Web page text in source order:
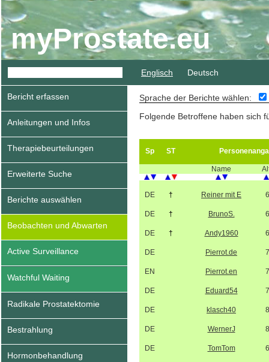
myProstate.eu
Englisch Deutsch
Bericht erfassen
Anleitungen und Infos
Therapiebeurteilungen
Erweiterte Suche
Berichte auswählen
Beobachten und Abwarten
Active Surveillance
Watchful Waiting
Radikale Prostatektomie
Bestrahlung
Hormonbehandlung
Sprache der Berichte wählen:
Folgende Betroffene haben sich
Sp ST
Name
DE † Reiner mit E
DE † BrunoS.
DE † Andy1960
DE Pierrot.de
EN Pierrot.en
DE Eduard54
DE klasch40
DE WernerJ
DE TomTom